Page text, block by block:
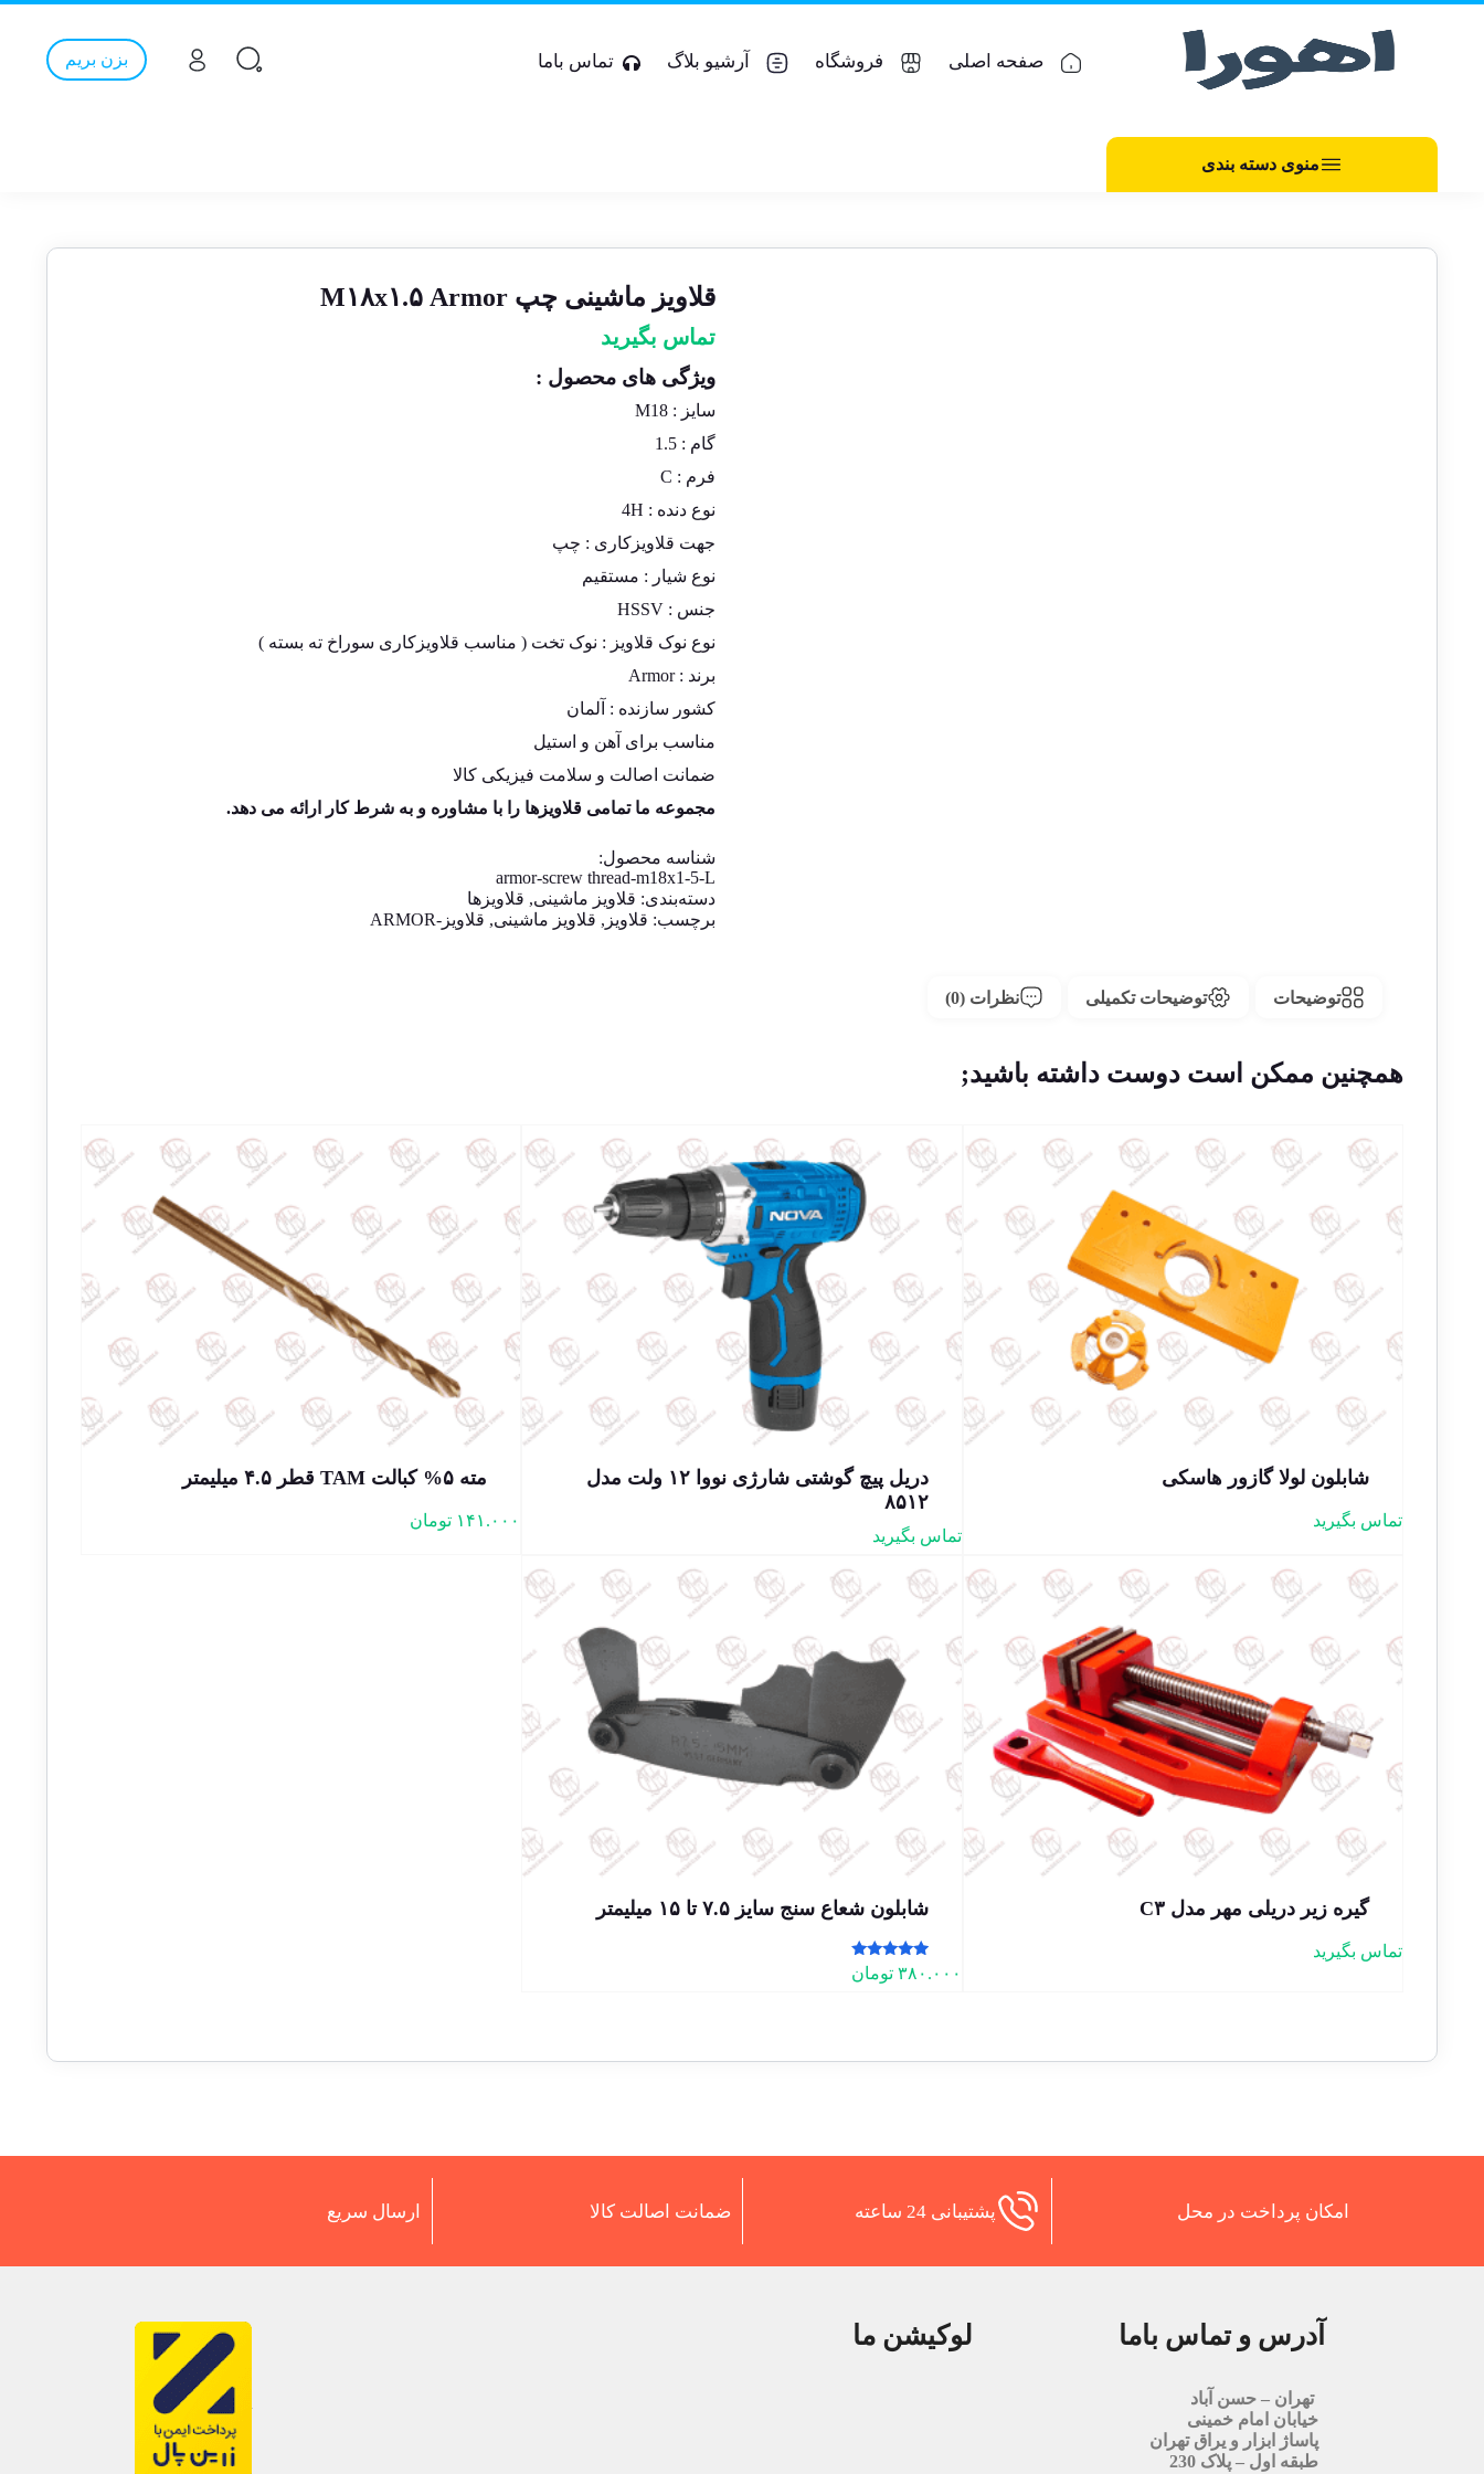
صفحه اصلی فروشگاه آرشیو بلاگ تماس باما بزن بریم
منوی دسته بندی
قلاویز ماشینی چپ M۱۸x۱.۵ Armor
تماس بگیرید
ویژگی های محصول :
سایز : M18
گام : 1.5
فرم : C
نوع دنده : 4H
جهت قلاویزکاری : چپ
نوع شیار : مستقیم
جنس : HSSV
نوع نوک قلاویز : نوک تخت ( مناسب قلاویزکاری سوراخ ته بسته )
برند : Armor
کشور سازنده : آلمان
مناسب برای آهن و استیل
ضمانت اصالت و سلامت فیزیکی کالا
مجموعه ما تمامی قلاویزها را با مشاوره و به شرط کار ارائه می دهد.
شناسه محصول:
armor-screw thread-m18x1-5-L
دسته‌بندی: قلاویز ماشینی, قلاویزها
برچسب: قلاویز , قلاویز ماشینی, قلاویز-ARMOR
توضیحات توضیحات تکمیلی نظرات (0)
همچنین ممکن است دوست داشته باشید;
شابلون لولا گازور هاسکی
تماس بگیرید
دریل پیچ گوشتی شارژی نووا ۱۲ ولت مدل
۸۵۱۲
تماس بگیرید
مته ۵% کبالت TAM قطر ۴.۵ میلیمتر
۱۴۱.۰۰۰ تومان
گیره زیر دریلی مهر مدل C۳
تماس بگیرید
شابلون شعاع سنج سایز ۷.۵ تا ۱۵ میلیمتر
امتیاز
5.00
۳۸۰.۰۰۰ تومان
امکان پرداخت در محل پشتیبانی 24 ساعته ضمانت اصالت کالا ارسال سریع
آدرس و تماس باما
تهران – حسن آباد
خیابان امام خمینی
پاساژ ابزار و یراق تهران
طبقه اول – پلاک 230
لوکیشن ما